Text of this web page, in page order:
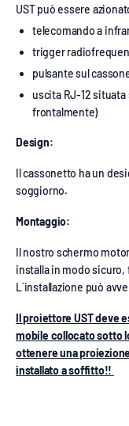
UST può essere
telecomando a
trigger
pulsante sul
uscita RJ-12
frontalmente)
Design:
Il cassonetto ha un
soggiorno.
Montaggio:
Il nostro schermo
installa in modo sicuro,
L´installazione può
Il proiettore UST deve
mobile collocato sotto
ottenere una
installato a soffitto!!